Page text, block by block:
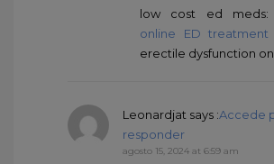
low cost ed meds:
online ED treatment
erectile dysfunction
Leonardjat says :Accede
responder
agosto 15, 2024 at 6:59 am